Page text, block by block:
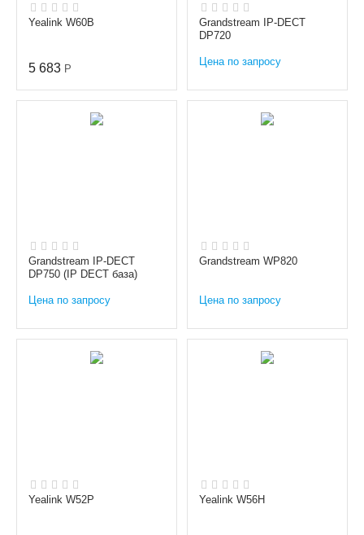
Yealink W60B
5 683 Р
Grandstream IP-DECT
DP720
Цена по запросу
Grandstream IP-DECT
DP750 (IP DECT база)
Цена по запросу
Grandstream WP820
Цена по запросу
Yealink W52P Yealink W56H